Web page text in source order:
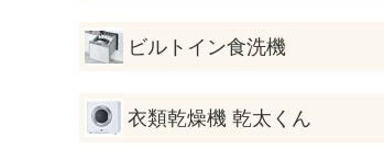
ビルトイン食洗機
衣類乾燥機 乾太くん